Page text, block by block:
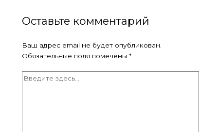
Оставьте комментарий
Ваш адрес email не будет опубликован.
Обязательные поля помечены *
Введите